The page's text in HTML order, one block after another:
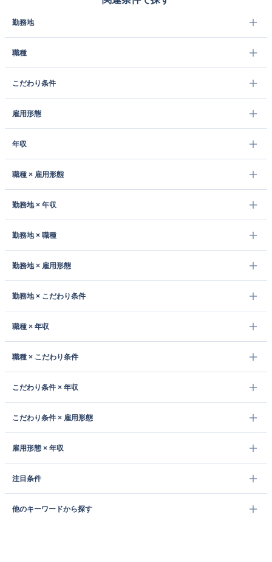
勤務地
職種
こだわり条件
雇用形態
年収
職種 × 雇用形態
勤務地 × 年収
勤務地 × 職種
勤務地 × 雇用形態
勤務地 × こだわり条件
職種 × 年収
職種 × こだわり条件
こだわり条件 × 年収
こだわり条件 × 雇用形態
雇用形態 × 年収
注目条件
他のキーワードから探す